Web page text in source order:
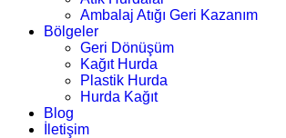
Ambalaj Atığı Geri Kazanım
Bölgeler
Geri Dönüşüm
Kağıt Hurda
Plastik Hurda
Hurda Kağıt
Blog
İletişim